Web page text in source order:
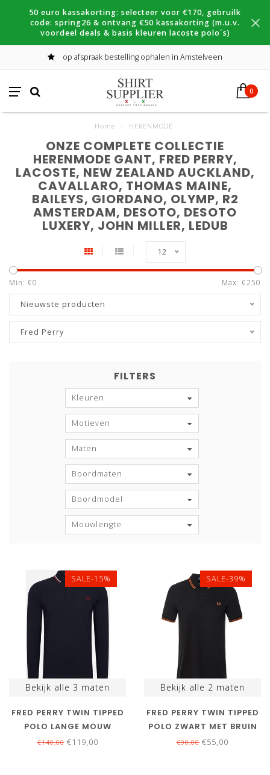
50 euro kassakorting: selecteer voor €170, gebruilk
code: spring26 & ontvang €50 kassakorting (m.u.v.
voordeel deals & basis kleuren lacoste polo´s)
op afspraak bestelling ophalen in Amstelveen
0
Home HERENMODE
ONZE COMPLETE COLLECTIE
HERENMODE GANT, FRED PERRY,
LACOSTE, NEW ZEALAND AUCKLAND,
CAVALLARO, THOMAS MAINE,
BAILEYS, GIORDANO, OLYMP, R2
AMSTERDAM, DESOTO, DESOTO
LUXERY, JOHN MILLER, LEDUB
12
Min: €0 Max: €250
Nieuwste producten
Fred Perry
FILTERS
Kleuren
Motieven
Maten
Boordmaten
Boordmodel
Mouwlengte
SALE-15%
Bekijk alle 3 maten
FRED PERRY TWIN TIPPED
POLO LANGE MOUW
DONKERBLAUW
€140,00€119,00
SALE-39%
Bekijk alle 2 maten
FRED PERRY TWIN TIPPED
POLO ZWART MET BRUIN
LOGO
€90,00 €55,00